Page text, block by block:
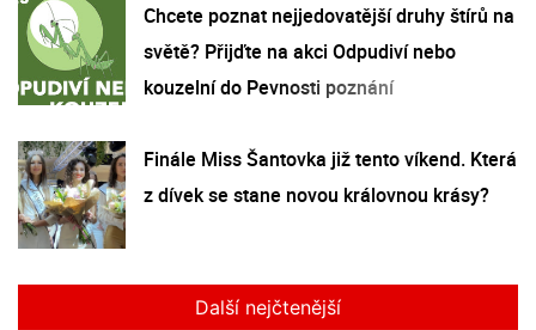
Chcete poznat nejjedovatější druhy štírů na
světě? Přijďte na akci Odpudiví nebo
kouzelní do Pevnosti poznání
Finále Miss Šantovka již tento víkend. Která
z dívek se stane novou královnou krásy?
Další nejčtenější